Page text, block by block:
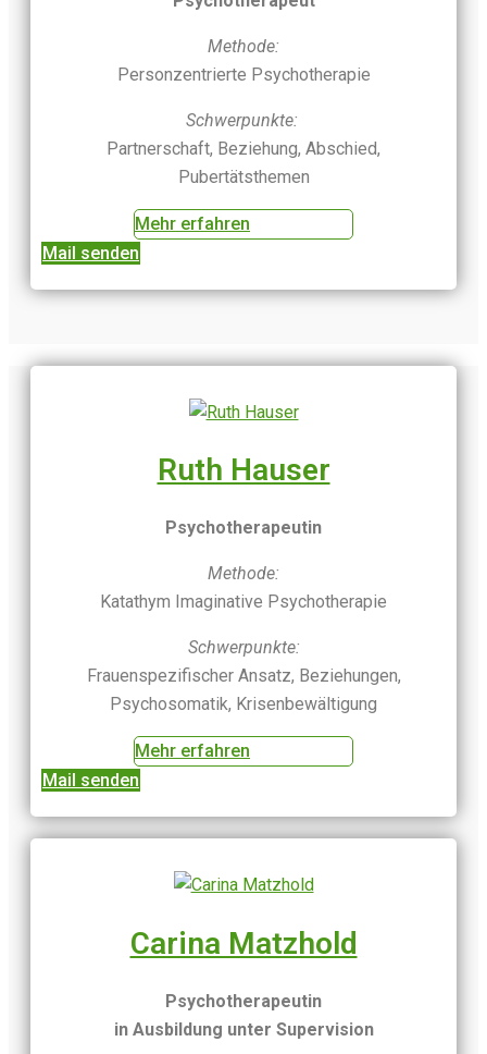
Methode:
Personzentrierte Psychotherapie
Schwerpunkte:
Partnerschaft, Beziehung, Abschied,
Pubertätsthemen
Mehr erfahren
Mail senden
Ruth Hauser
Psychotherapeutin
Methode:
Katathym Imaginative Psychotherapie
Schwerpunkte:
Frauenspezifischer Ansatz, Beziehungen,
Psychosomatik, Krisenbewältigung
Mehr erfahren
Mail senden
Carina Matzhold
Psychotherapeutin
in Ausbildung unter Supervision